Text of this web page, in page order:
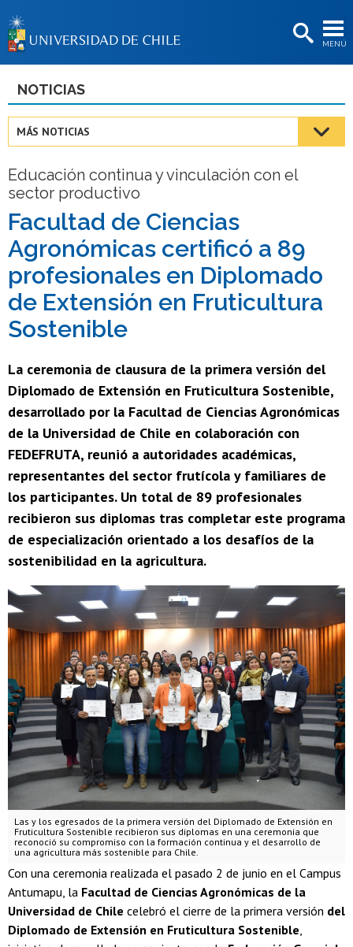
MENÚ
BIBLIOTECAS
Estudiantes
Académicas/os
Funcionarias/os
Egresadas/os
NOTICIAS
MÁS NOTICIAS
Educación continua y vinculación con el
sector productivo
Facultad de Ciencias
Agronómicas certificó a 89
profesionales en Diplomado
de Extensión en Fruticultura
Sostenible
La ceremonia de clausura de la primera versión del
Diplomado de Extensión en Fruticultura Sostenible,
desarrollado por la Facultad de Ciencias Agronómicas
de la Universidad de Chile en colaboración con
FEDEFRUTA, reunió a autoridades académicas,
representantes del sector frutícola y familiares de
los participantes. Un total de 89 profesionales
recibieron sus diplomas tras completar este programa
de especialización orientado a los desafíos de la
sostenibilidad en la agricultura.
Las y los egresados de la primera versión del Diplomado de Extensión en
Fruticultura Sostenible recibieron sus diplomas en una ceremonia que
reconoció su compromiso con la formación continua y el desarrollo de
una agricultura más sostenible para Chile.
Con una ceremonia realizada el pasado 2 de junio en el Campus
Antumapu, la Facultad de Ciencias Agronómicas de la
Universidad de Chile celebró el cierre de la primera versión del
Diplomado de Extensión en Fruticultura Sostenible,